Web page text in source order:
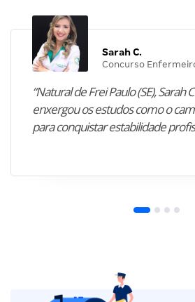
Sarah C.
Concurso
“Natural de Frei Paulo (SE), Sarah
enxergou os estudos como o
para conquistar estabilidade